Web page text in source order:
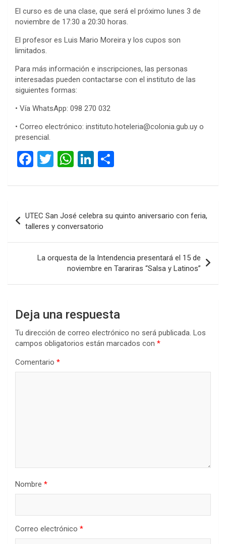
El curso es de una clase, que será el próximo lunes 3 de
noviembre de 17:30 a 20:30 horas.
El profesor es Luis Mario Moreira y los cupos son
limitados.
Para más información e inscripciones, las personas
interesadas pueden contactarse con el instituto de las
siguientes formas:
• Vía WhatsApp: 098 270 032
• Correo electrónico: instituto.hoteleria@colonia.gub.uy o
presencial.
F
ce
b
o
o
k
T
tt
er
W
at
s
A
p
p
Li
ke
n
m
ar
tir
de
entradas
UTEC San José celebra su quinto aniversario con feria,
talleres y conversatorio
La orquesta de la Intendencia presentará el 15 de
noviembre en Tarariras “Salsa y Latinos”
Deja una respuesta
Tu dirección de correo electrónico no será publicada. Los
campos obligatorios están marcados con *
Comentario *
Nombre *
Correo electrónico *